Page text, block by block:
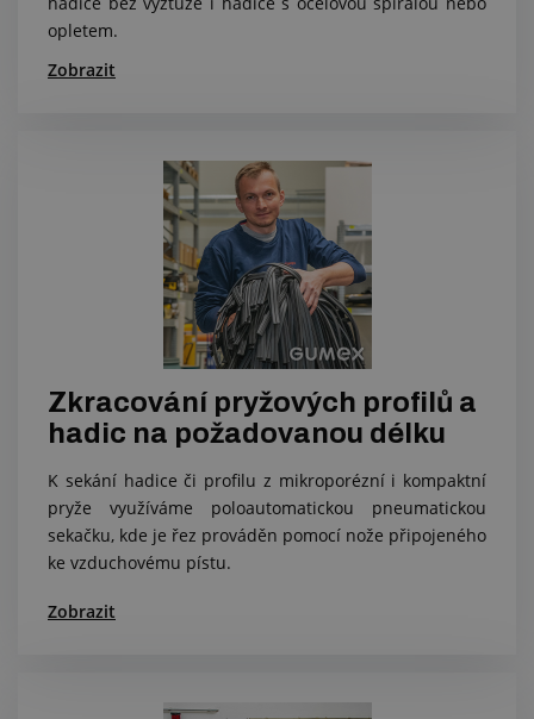
opletem.
Zobrazit
Zkracování pryžových profilů a
hadic na požadovanou délku
K sekání hadice či profilu z mikroporézní i kompaktní
pryže využíváme poloautomatickou pneumatickou
sekačku, kde je řez prováděn pomocí nože připojeného
ke vzduchovému pístu.
Zobrazit